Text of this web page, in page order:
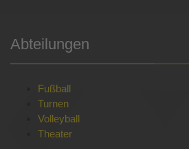
Abteilungen
Fußball
Turnen
Volleyball
Theater